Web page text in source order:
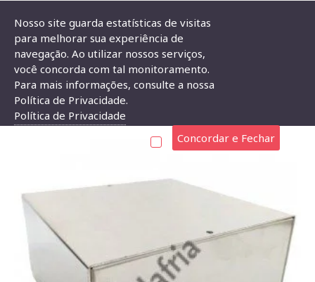
Caixa De Alumínio CA-61313 60X130X130mm
CAIXA DE ALUMÍNIO CA-61313 60X130X130MM
Nosso site guarda estatísticas de visitas
para melhorar sua experiência de
navegação. Ao utilizar nossos serviços,
você concorda com tal monitoramento.
Para mais informações, consulte a nossa
Política de Privacidade.
Política de Privacidade
Concordar e Fechar